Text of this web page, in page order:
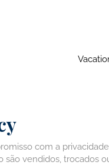
com a
são vendidos, trocados